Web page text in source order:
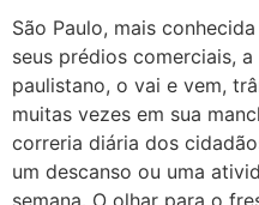
São Paulo, mais
seus prédios comerciais,
paulistano, o vai e vem,
muitas vezes em sua
correria diária dos
um descanso ou uma
semana. O olhar para o